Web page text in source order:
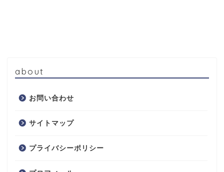
about
お問い合わせ
サイトマップ
プライバシーポリシー